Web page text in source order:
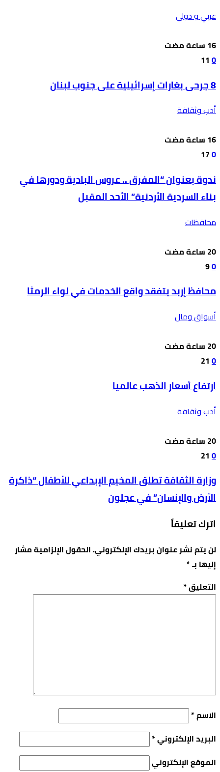
عربي و دولي
0
11
8 جرحى بغارات إسرائيلية على جنوب لبنان
أدب وثقافة
0
17
ندوة بعنوان “المفرق .. عروس البادية ودورها في
بناء السردية الأردنية” الأحد المقبل
محافظات
0
9
محافظ إربد يتفقد واقع الخدمات في لواء الرمثا
أسواق ومال
0
21
ارتفاع أسعار الذهب عالميا
أدب وثقافة
0
21
وزارة الثقافة تطلق المخيم الإبداعي للأطفال “ذاكرة
الأرض والإنسان” في عجلون
اترك تعليقاً
لن يتم نشر عنوان بريدك الإلكتروني.الحقول الإلزامية مشار
إليها بـ*
التعليق*
الاسم*
البريد الإلكتروني*
الموقع الإلكتروني